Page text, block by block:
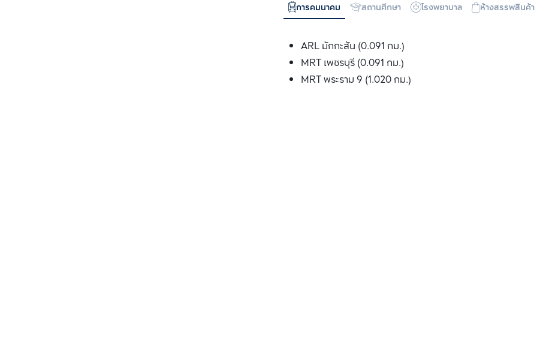
การคมนาคม สถานศึกษา โรงพยาบาล ห้างสรรพสินค้า
ARL มักกะสัน (0.091 กม.)
MRT เพชรบุรี (0.091 กม.)
MRT พระราม 9 (1.020 กม.)